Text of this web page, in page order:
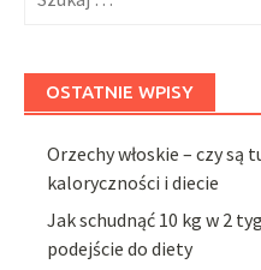
OSTATNIE WPISY
Orzechy włoskie – czy są
kaloryczności i diecie
Jak schudnąć 10 kg w 2
podejście do diety